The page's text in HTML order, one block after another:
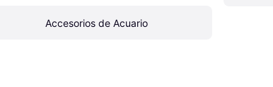
Accesorios de Acuario